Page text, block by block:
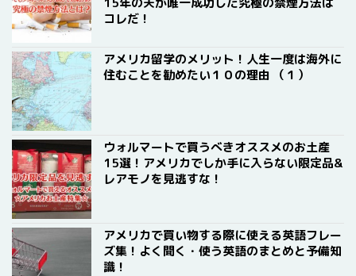
コレだ！
アメリカ留学のメリット！人生一度は海外に
住むことを勧めたい１０の理由 （１）
ウォルマートで買うべきオススメのお土産
15選！アメリカでしか手に入らない限定品&
レアモノを見逃すな！
アメリカで買い物する際に使える英語フレー
ズ集！よく聞く・使う英語のまとめと予備知
識！